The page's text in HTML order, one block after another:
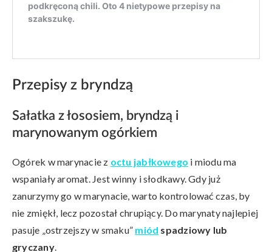
Przepisy z bryndzą
Sałatka z łososiem, bryndzą i
marynowanym ogórkiem
Ogórek w marynacie z octu jabłkowego i miodu ma
wspaniały aromat. Jest winny i słodkawy. Gdy już
zanurzymy go w marynacie, warto kontrolować czas, by
nie zmiękł, lecz pozostał chrupiący. Do marynaty najlepiej
pasuje „ostrzejszy w smaku” miód spadziowy lub
gryczany.